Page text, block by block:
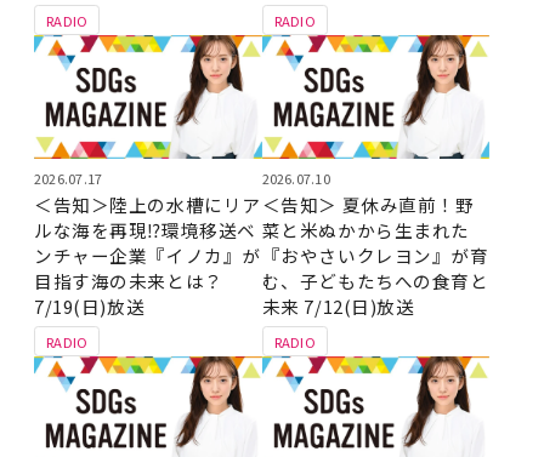
RADIO RADIO
RADIO
2026.07.17
＜告知＞陸上の水槽にリア
ルな海を再現⁉環境移送ベ
ンチャー企業『イノカ』が
目指す海の未来とは？
7/19(日)放送
RADIO
2026.07.10
＜告知＞ 夏休み直前！野
菜と米ぬかから生まれた
『おやさいクレヨン』が育
む、子どもたちへの食育と
未来 7/12(日)放送